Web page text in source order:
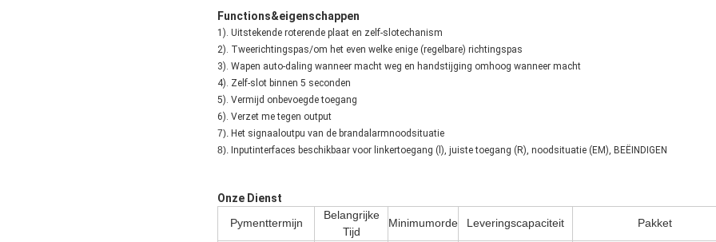
Functions&eigenschappen
1). Uitstekende roterende plaat en zelf-slotechanism
2). Tweerichtingspas/om het even welke enige (regelbare) richtingspas
3). Wapen auto-daling wanneer macht weg en hand stijging omhoog wanneer macht
4). Zelf-slot binnen 5 seconden
5). Vermijd onbevoegde toegang
6). Verzet me tegen output
7). Het signaaloutpu van de brandalarmnoodsituatie
8). Inputinterfaces beschikbaar voor linkertoegang (l), juiste toegang (R), noodsituatie (EM), BEËINDIGEN
Onze Dienst
Pymenttermijn
Belangrijke
Tijd
Minimumorde Leveringscapaciteit Pakket